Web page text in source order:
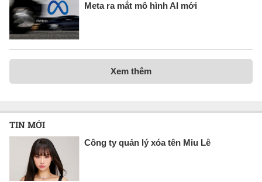
Meta ra mắt mô hình AI mới
Xem thêm
TIN MỚI
Công ty quản lý xóa tên Miu Lê